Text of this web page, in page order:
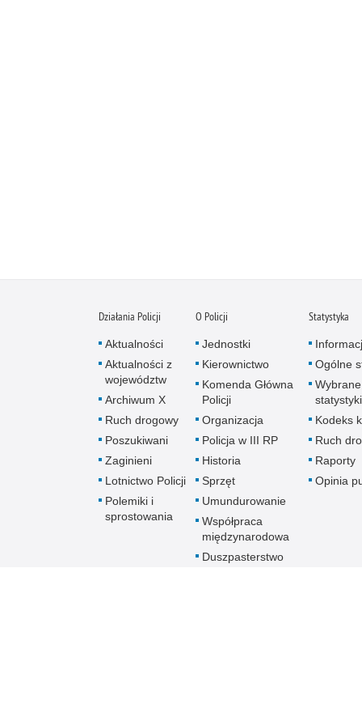
Działania Policji
Aktualności
Aktualności z
województw
Archiwum X
Ruch drogowy
Poszukiwani
Zaginieni
Lotnictwo Policji
Polemiki i
sprostowania
O Policji
Jednostki
Kierownictwo
Komenda Główna
Policji
Organizacja
Policja w III RP
Historia
Sprzęt
Umundurowanie
Współpraca
międzynarodowa
Duszpasterstwo
Statystyka
Ogólne
Wybrane
statystyki
Kodeks
Ruch
Raporty
Opinia